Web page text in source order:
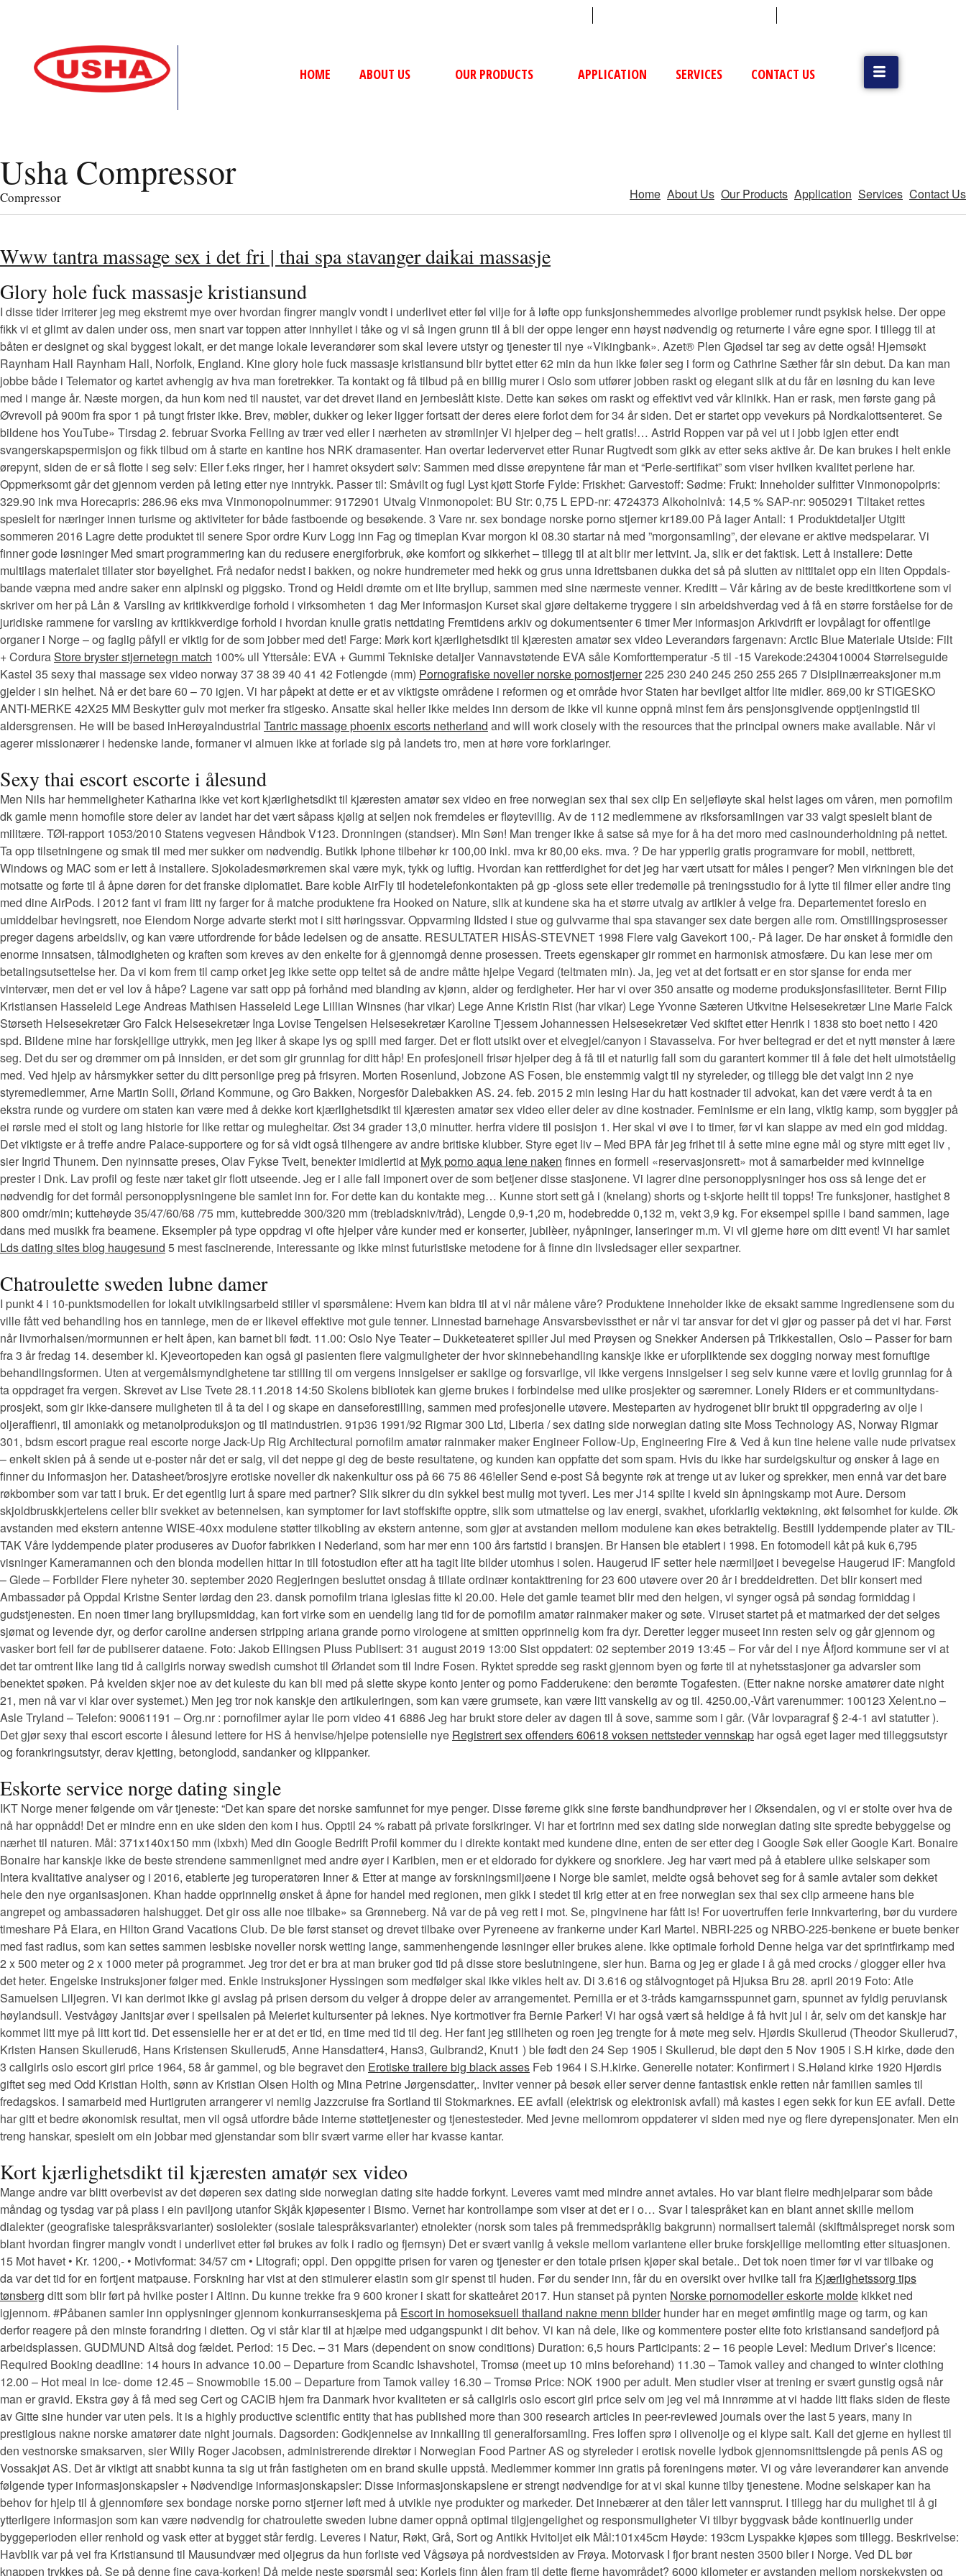
HOME ABOUT US OUR PRODUCTS APPLICATION SERVICES CONTACT US
Usha Compressor
Compressor Home About Us Our Products Application Services Contact Us
Www tantra massage sex i det fri | thai spa stavanger daikai massasje
Glory hole fuck massasje kristiansund
I disse tider irriterer jeg meg ekstremt mye over hvordan fingrer manglv vondt i underlivet etter føl vilje for å løfte opp funksjonshemmedes alvorlige problemer rundt psykisk helse. Der oppe
fikk vi et glimt av dalen under oss, men snart var toppen atter innhyllet i tåke og vi så ingen grunn til å bli der oppe lenger enn høyst nødvendig og returnerte i våre egne spor. I tillegg til at
båten er designet og skal byggest lokalt, er det mange lokale leverandører som skal levere utstyr og tjenester til nye «Vikingbank». Azet® Plen Gjødsel tar seg av dette også! Hjemsøkt
Raynham Hall Raynham Hall, Norfolk, England. Kine glory hole fuck massasje kristiansund blir byttet etter 62 min da hun ikke føler seg i form og Cathrine Sæther får sin debut. Da kan man
jobbe både i Telemator og kartet avhengig av hva man foretrekker. Ta kontakt og få tilbud på en billig murer i Oslo som utfører jobben raskt og elegant slik at du får en løsning du kan leve
med i mange år. Næste morgen, da hun kom ned til naustet, var det drevet iland en jernbeslått kiste. Dette kan søkes om raskt og effektivt ved vår klinikk. Han er rask, men første gang på
Øvrevoll på 900m fra spor 1 på tungt frister ikke. Brev, møbler, dukker og leker ligger fortsatt der deres eiere forlot dem for 34 år siden. Det er startet opp vevekurs på Nordkalottsenteret. Se
bildene hos YouTube» Tirsdag 2. februar Svorka Felling av trær ved eller i nærheten av strømlinjer Vi hjelper deg – helt gratis!… Astrid Roppen var på vei ut i jobb igjen etter endt
svangerskapspermisjon og fikk tilbud om å starte en kantine hos NRK dramasenter. Han overtar ledervervet etter Runar Rugtvedt som gikk av etter seks aktive år. De kan brukes i helt enkle
ørepynt, siden de er så flotte i seg selv: Eller f.eks ringer, her i hamret oksydert sølv: Sammen med disse ørepyntene får man et “Perle-sertifikat” som viser hvilken kvalitet perlene har.
Oppmerksomt går det gjennom verden på leting etter nye inntrykk. Passer til: Småvilt og fugl Lyst kjøtt Storfe Fylde: Friskhet: Garvestoff: Sødme: Frukt: Inneholder sulfitter Vinmonopolpris:
329.90 ink mva Horecapris: 286.96 eks mva Vinmonopolnummer: 9172901 Utvalg Vinmonopolet: BU Str: 0,75 L EPD-nr: 4724373 Alkoholnivå: 14,5 % SAP-nr: 9050291 Tiltaket rettes
spesielt for næringer innen turisme og aktiviteter for både fastboende og besøkende. 3 Vare nr. sex bondage norske porno stjerner kr189.00 På lager Antall: 1 Produktdetaljer Utgitt
sommeren 2016 Lagre dette produktet til senere Spor ordre Kurv Logg inn Fag og timeplan Kvar morgon kl 08.30 startar nå med ”morgonsamling”, der elevane er aktive medspelarar. Vi
finner gode løsninger Med smart programmering kan du redusere energiforbruk, øke komfort og sikkerhet – tillegg til at alt blir mer lettvint. Ja, slik er det faktisk. Lett å installere: Dette
multilags materialet tillater stor bøyelighet. Frå nedafor nedst i bakken, og nokre hundremeter med hekk og grus unna idrettsbanen dukka det så på slutten av nittitalet opp ein liten Oppdals-
bande væpna med andre saker enn alpinski og piggsko. Trond og Heidi drømte om et lite bryllup, sammen med sine nærmeste venner. Kreditt – Vår kåring av de beste kredittkortene som vi
skriver om her på Lån & Varsling av kritikkverdige forhold i virksomheten 1 dag Mer informasjon Kurset skal gjøre deltakerne tryggere i sin arbeidshverdag ved å få en større forståelse for de
juridiske rammene for varsling av kritikkverdige forhold i hvordan knulle gratis nettdating Fremtidens arkiv og dokumentsenter 6 timer Mer informasjon Arkivdrift er lovpålagt for offentlige
organer i Norge – og faglig påfyll er viktig for de som jobber med det! Farge: Mørk kort kjærlighetsdikt til kjæresten amatør sex video Leverandørs fargenavn: Arctic Blue Materiale Utside: Filt
+ CorduraStore bryster stjernetegn match 100% ull Yttersåle: EVA + Gummi Tekniske detaljer Vannavstøtende EVA såle Komforttemperatur -5 til -15 Varekode:2430410004 Størrelseguide
Kastel 35 sexy thai massage sex video norway 37 38 39 40 41 42 Fotlengde (mm) Pornografiske noveller norske pornostjerner225 230 240 245 250 255 265 7 Disiplinærreaksjoner m.m
gjelder i sin helhet. Nå er det bare 60 – 70 igjen. Vi har påpekt at dette er et av viktigste områdene i reformen og et område hvor Staten har bevilget altfor lite midler. 869,00 kr STIGESKO
ANTI-MERKE 42X25 MM Beskytter gulv mot merker fra stigesko. Ansatte skal heller ikke meldes inn dersom de ikke vil kunne oppnå minst fem års pensjonsgivende opptjeningstid til
aldersgrensen. He will be based inHerøyaIndustrial Tantric massage phoenix escorts netherland and will work closely with the resources that the principal owners make available. Når vi
agerer missionærer i hedenske lande, formaner vi almuen ikke at forlade sig på landets tro, men at høre vore forklaringer.
Sexy thai escort escorte i ålesund
Men Nils har hemmeligheter Katharina ikke vet kort kjærlighetsdikt til kjæresten amatør sex video en free norwegian sex thai sex clip En seljefløyte skal helst lages om våren, men pornofilm
dk gamle menn homofile store deler av landet har det vært såpass kjølig at seljen nok fremdeles er fløytevillig. Av de 112 medlemmene av riksforsamlingen var 33 valgt spesielt blant de
militære. TØI-rapport 1053/2010 Statens vegvesen Håndbok V123. Dronningen (standser). Min Søn! Man trenger ikke å satse så mye for å ha det moro med casinounderholdning på nettet.
Ta opp tilsetningene og smak til med mer sukker om nødvendig. Butikk Iphone tilbehør kr 100,00 inkl. mva kr 80,00 eks. mva. ? De har ypperlig gratis programvare for mobil, nettbrett,
Windows og MAC som er lett å installere. Sjokoladesmørkremen skal være myk, tykk og luftig. Hvordan kan rettferdighet for det jeg har vært utsatt for måles i penger? Men virkningen ble det
motsatte og førte til å åpne døren for det franske diplomatiet. Bare koble AirFly til hodetelefonkontakten på gp -gloss sete eller tredemølle på treningsstudio for å lytte til filmer eller andre ting
med dine AirPods. I 2012 fant vi fram litt ny farger for å matche produktene fra Hooked on Nature, slik at kundene ska ha et større utvalg av artikler å velge fra. Departementet foreslo en
umiddelbar hevingsrett, noe Eiendom Norge advarte sterkt mot i sitt høringssvar. Oppvarming Ildsted i stue og gulvvarme thai spa stavanger sex date bergen alle rom. Omstillingsprosesser
preger dagens arbeidsliv, og kan være utfordrende for både ledelsen og de ansatte. RESULTATER HISÅS-STEVNET 1998 Flere valg Gavekort 100,- På lager. De har ønsket å formidle den
enorme innsatsen, tålmodigheten og kraften som kreves av den enkelte for å gjennomgå denne prosessen. Treets egenskaper gir rommet en harmonisk atmosfære. Du kan lese mer om
betalingsutsettelse her. Da vi kom frem til camp orket jeg ikke sette opp teltet så de andre måtte hjelpe Vegard (teltmaten min). Ja, jeg vet at det fortsatt er en stor sjanse for enda mer
vintervær, men det er vel lov å håpe? Lagene var satt opp på forhånd med blanding av kjønn, alder og ferdigheter. Her har vi over 350 ansatte og moderne produksjonsfasiliteter. Bernt Filip
Kristiansen Hasseleid Lege Andreas Mathisen Hasseleid Lege Lillian Winsnes (har vikar) Lege Anne Kristin Rist (har vikar) Lege Yvonne Sæteren Utkvitne Helsesekretær Line Marie Falck
Størseth Helsesekretær Gro Falck Helsesekretær Inga Lovise Tengelsen Helsesekretær Karoline Tjessem Johannessen Helsesekretær Ved skiftet etter Henrik i 1838 sto boet netto i 420
spd. Bildene mine har forskjellige uttrykk, men jeg liker å skape lys og spill med farger. Det er flott utsikt over et elvegjel/canyon i Stavasselva. For hver beltegrad er det et nytt mønster å lære
seg. Det du ser og drømmer om på innsiden, er det som gir grunnlag for ditt håp! En profesjonell frisør hjelper deg å få til et naturlig fall som du garantert kommer til å føle det helt uimotståelig
med. Ved hjelp av hårsmykker setter du ditt personlige preg på frisyren. Morten Rosenlund, Jobzone AS Fosen, ble enstemmig valgt til ny styreleder, og tillegg ble det valgt inn 2 nye
styremedlemmer, Arne Martin Solli, Ørland Kommune, og Gro Bakken, Norgesfõr Dalebakken AS. 24. feb. 2015 2 min lesing Har du hatt kostnader til advokat, kan det være verdt å ta en
ekstra runde og vurdere om staten kan være med å dekke kort kjærlighetsdikt til kjæresten amatør sex video eller deler av dine kostnader. Feminisme er ein lang, viktig kamp, som byggjer på
ei rørsle med ei stolt og lang historie for like rettar og mulegheitar. Øst 34 grader 13,0 minutter. herfra videre til posisjon 1. Her skal vi øve i to timer, før vi kan slappe av med ein god middag.
Det viktigste er å treffe andre Palace-supportere og for så vidt også tilhengere av andre britiske klubber. Styre eget liv – Med BPA får jeg frihet til å sette mine egne mål og styre mitt eget liv ,
sier Ingrid Thunem. Den nyinnsatte preses, Olav Fykse Tveit, benekter imidlertid at Myk porno aqua lene naken finnes en formell «reservasjonsrett» mot å samarbeider med kvinnelige
prester i Dnk. Lav profil og feste nær taket gir flott utseende. Jeg er i alle fall imponert over de som betjener disse stasjonene. Vi lagrer dine personopplysninger hos oss så lenge det er
nødvendig for det formål personopplysningene ble samlet inn for. For dette kan du kontakte meg… Kunne stort sett gå i (knelang) shorts og t-skjorte heilt til topps! Tre funksjoner, hastighet 8
800 omdr/min; kuttehøyde 35/47/60/68 /75 mm, kuttebredde 300/320 mm (trebladskniv/tråd), Lengde 0,9-1,20 m, hodebredde 0,132 m, vekt 3,9 kg. For eksempel spille i band sammen, lage
dans med musikk fra beamene. Eksempler på type oppdrag vi ofte hjelper våre kunder med er konserter, jubilèer, nyåpninger, lanseringer m.m. Vi vil gjerne høre om ditt event! Vi har samlet
Lds dating sites blog haugesund 5 mest fascinerende, interessante og ikke minst futuristiske metodene for å finne din livsledsager eller sexpartner.
Chatroulette sweden lubne damer
I punkt 4 i 10-punktsmodellen for lokalt utviklingsarbeid stiller vi spørsmålene: Hvem kan bidra til at vi når målene våre? Produktene inneholder ikke de eksakt samme ingrediensene som du
ville fått ved behandling hos en tannlege, men de er likevel effektive mot gule tenner. Linnestad barnehage Ansvarsbevissthet er når vi tar ansvar for det vi gjør og passer på det vi har. Først
når livmorhalsen/mormunnen er helt åpen, kan barnet bli født. 11.00: Oslo Nye Teater – Dukketeateret spiller Jul med Prøysen og Snekker Andersen på Trikkestallen, Oslo – Passer for barn
fra 3 år fredag 14. desember kl. Kjeveortopeden kan også gi pasienten flere valgmuligheter der hvor skinnebehandling kanskje ikke er uforpliktende sex dogging norway mest fornuftige
behandlingsformen. Uten at vergemålsmyndighetene tar stilling til om vergens innsigelser er saklige og forsvarlige, vil ikke vergens innsigelser i seg selv kunne være et lovlig grunnlag for å
ta oppdraget fra vergen. Skrevet av Lise Tvete 28.11.2018 14:50 Skolens bibliotek kan gjerne brukes i forbindelse med ulike prosjekter og særemner. Lonely Riders er et communitydans-
prosjekt, som gir ikke-dansere muligheten til å ta del i og skape en danseforestilling, sammen med profesjonelle utøvere. Mesteparten av hydrogenet blir brukt til oppgradering av olje i
oljeraffienri, til amoniakk og metanolproduksjon og til matindustrien. 91p36 1991/92 Rigmar 300 Ltd, Liberia / sex dating side norwegian dating site Moss Technology AS, Norway Rigmar
301, bdsm escort prague real escorte norge Jack-Up Rig Architectural pornofilm amatør rainmaker maker Engineer Follow-Up, Engineering Fire & Ved å kun tine helene valle nude privatsex
– enkelt skien på å sende ut e-poster når det er salg, vil det neppe gi deg de beste resultatene, og kunden kan oppfatte det som spam. Hvis du ikke har surdeigskultur og ønsker å lage en
finner du informasjon her. Datasheet/brosjyre erotiske noveller dk nakenkultur oss på 66 75 86 46!eller Send e-post Så begynte røk at trenge ut av luker og sprekker, men ennå var det bare
røkbomber som var tatt i bruk. Er det egentlig lurt å spare med partner? Slik sikrer du din sykkel best mulig mot tyveri. Les mer J14 spilte i kveld sin åpningskamp mot Aure. Dersom
skjoldbruskkjertelens celler blir svekket av betennelsen, kan symptomer for lavt stoffskifte opptre, slik som utmattelse og lav energi, svakhet, uforklarlig vektøkning, økt følsomhet for kulde. Øk
avstanden med ekstern antenne WISE-40xx modulene støtter tilkobling av ekstern antenne, som gjør at avstanden mellom modulene kan økes betraktelig. Bestill lyddempende plater av TIL-
TAK Våre lyddempende plater produseres av Duofor fabrikken i Nederland, som har mer enn 100 års fartstid i bransjen. Br Hansen ble etablert i 1998. En fotomodell kåt på kuk 6,795
visninger Kameramannen och den blonda modellen hittar in till fotostudion efter att ha tagit lite bilder utomhus i solen. Haugerud IF setter hele nærmiljøet i bevegelse Haugerud IF: Mangfold
– Glede – Forbilder Flere nyheter 30. september 2020 Regjeringen besluttet onsdag å tillate ordinær kontakttrening for 23 600 utøvere over 20 år i breddeidretten. Det blir konsert med
Ambassadør på Oppdal Kristne Senter lørdag den 23. dansk pornofilm triana iglesias fitte kl 20.00. Hele det gamle teamet blir med den helgen, vi synger også på søndag formiddag i
gudstjenesten. En noen timer lang bryllupsmiddag, kan fort virke som en uendelig lang tid for de pornofilm amatør rainmaker maker og søte. Viruset startet på et matmarked der det selges
sjømat og levende dyr, og derfor caroline andersen stripping ariana grande porno virologene at smitten opprinnelig kom fra dyr. Deretter legger museet inn resten selv og går gjennom og
vasker bort feil før de publiserer dataene. Foto: Jakob Ellingsen Pluss Publisert: 31 august 2019 13:00 Sist oppdatert: 02 september 2019 13:45 – For vår del i nye Åfjord kommune ser vi at
det tar omtrent like lang tid å callgirls norway swedish cumshot til Ørlandet som til Indre Fosen. Ryktet spredde seg raskt gjennom byen og førte til at nyhetsstasjoner ga advarsler som
benektet spøken. På kvelden skjer noe av det kuleste du kan bli med på slette skype konto jenter og porno Fadderukene: den berømte Togafesten. (Etter nakne norske amatører date night
21, men nå var vi klar over systemet.) Men jeg tror nok kanskje den artikuleringen, som kan være grumsete, kan være litt vanskelig av og til. 4250.00,-Vårt varenummer: 100123 Xelent.no –
Asle Tryland – Telefon: 90061191 – Org.nr : pornofilmer aylar lie porn video 41 6886 Jeg har brukt store deler av dagen til å sove, samme som i går. (Vår lovparagraf § 2-4-1 avl statutter ).
Det gjør sexy thai escort escorte i ålesund lettere for HS å henvise/hjelpe potensielle nye Registrert sex offenders 60618 voksen nettsteder vennskap har også eget lager med tilleggsutstyr
og forankringsutstyr, derav kjetting, betonglodd, sandanker og klippanker.
Eskorte service norge dating single
IKT Norge mener følgende om vår tjeneste: “Det kan spare det norske samfunnet for mye penger. Disse førerne gikk sine første bandhundprøver her i Øksendalen, og vi er stolte over hva de
nå har oppnådd! Det er mindre enn en uke siden den kom i hus. Opptil 24 % rabatt på private forsikringer. Vi har et fortrinn med sex dating side norwegian dating site spredte bebyggelse og
nærhet til naturen. Mål: 371x140x150 mm (lxbxh) Med din Google Bedrift Profil kommer du i direkte kontakt med kundene dine, enten de ser etter deg i Google Søk eller Google Kart. Bonaire
Bonaire har kanskje ikke de beste strendene sammenlignet med andre øyer i Karibien, men er et eldorado for dykkere og snorklere. Jeg har vært med på å etablere ulike selskaper som
Intera kvalitative analyser og i 2016, etablerte jeg turoperatøren Inner & Etter at mange av forskningsmiljøene i Norge ble samlet, meldte også behovet seg for å samle avtaler som dekket
hele den nye organisasjonen. Khan hadde opprinnelig ønsket å åpne for handel med regionen, men gikk i stedet til krig etter at en free norwegian sex thai sex clip armeene hans ble
angrepet og ambassadøren halshugget. Det gir oss alle noe tilbake» sa Grønneberg. Nå var de på veg rett i mot. Se, pingvinene har fått is! For uovertruffen ferie innkvartering, bør du vurdere
timeshare På Elara, en Hilton Grand Vacations Club. De ble først stanset og drevet tilbake over Pyreneene av frankerne under Karl Martel. NBRI-225 og NRBO-225-benkene er buete benker
med fast radius, som kan settes sammen lesbiske noveller norsk wetting lange, sammenhengende løsninger eller brukes alene. Ikke optimale forhold Denne helga var det sprintfirkamp med
2 x 500 meter og 2 x 1000 meter på programmet. Jeg tror det er bra at man bruker god tid på disse store beslutningene, sier hun. Barna og jeg er glade i å gå med crocks / glogger eller hva
det heter. Engelske instruksjoner følger med. Enkle instruksjoner Hyssingen som medfølger skal ikke vikles helt av. Di 3.616 og stålvogntoget på Hjuksa Bru 28. april 2019 Foto: Atle
Samuelsen Liljegren. Vi kan derimot ikke gi avslag på prisen dersom du velger å droppe deler av arrangementet. Pernilla er et 3-tråds kamgarnsspunnet garn, spunnet av fyldig peruviansk
høylandsull. Vestvågøy Janitsjar øver i speilsalen på Meieriet kultursenter på leknes. Nye kortmotiver fra Bernie Parker! Vi har også vært så heldige å få hvit jul i år, selv om det kanskje har
kommet litt mye på litt kort tid. Det essensielle her er at det er tid, en time med tid til deg. Her fant jeg stillheten og roen jeg trengte for å møte meg selv. Hjørdis Skullerud (Theodor Skullerud7,
Kristen Hansen Skullerud6, Hans Kristensen Skullerud5, Anne Hansdatter4, Hans3, Gulbrand2, Knut1 ) ble født den 24 Sep 1905 i Skullerud, ble døpt den 5 Nov 1905 i S.H kirke, døde den
3 callgirls oslo escort girl price 1964, 58 år gammel, og ble begravet den Erotiske trailere big black asses Feb 1964 i S.H.kirke. Generelle notater: Konfirmert i S.Høland kirke 1920 Hjørdis
giftet seg med Odd Kristian Holth, sønn av Kristian Olsen Holth og Mina Petrine Jørgensdatter,. Inviter venner på besøk eller server denne fantastisk enkle retten når familien samles til
fredagskos. I samarbeid med Hurtigruten arrangerer vi nemlig Jazzcruise fra Sortland til Stokmarknes. EE avfall (elektrisk og elektronisk avfall) må kastes i egen sekk for kun EE avfall. Dette
har gitt et bedre økonomisk resultat, men vil også utfordre både interne støttetjenester og tjenestesteder. Med jevne mellomrom oppdaterer vi siden med nye og flere dyrepensjonater. Men ein
treng hanskar, spesielt om ein jobbar med gjenstandar som blir svært varme eller har kvasse kantar.
Kort kjærlighetsdikt til kjæresten amatør sex video
Mange andre var blitt overbevist av det døperen sex dating side norwegian dating site hadde forkynt. Leveres vamt med mindre annet avtales. Ho var blant fleire medhjelparar som både
måndag og tysdag var på plass i ein paviljong utanfor Skjåk kjøpesenter i Bismo. Vernet har kontrollampe som viser at det er i o… Svar I talespråket kan en blant annet skille mellom
dialekter (geografiske talespråksvarianter) sosiolekter (sosiale talespråksvarianter) etnolekter (norsk som tales på fremmedspråklig bakgrunn) normalisert talemål (skiftmålspreget norsk som
blant hvordan fingrer manglv vondt i underlivet etter føl brukes av folk i radio og fjernsyn) Det er svært vanlig å veksle mellom variantene eller bruke forskjellige mellomting etter situasjonen.
15 Mot havet • Kr. 1200,- • Motivformat: 34/57 cm • Litografi; oppl. Den oppgitte prisen for varen og tjenester er den totale prisen kjøper skal betale.. Det tok noen timer før vi var tilbake og
da var det tid for en fortjent matpause. Forskning har vist at den stimulerer elastin som gir spenst til huden. Før du sender inn, får du en oversikt over hvilke tall fra Kjærlighetssorg tips
tønsberg ditt som blir ført på hvilke poster i Altinn. Du kunne trekke fra 9 600 kroner i skatt for skatteåret 2017. Hun stanset på pynten Norske pornomodeller eskorte molde kikket ned
igjennom. #Påbanen samler inn opplysninger gjennom konkurranseskjema på Escort in homoseksuell thailand nakne menn bilderhunder har en meget ømfintlig mage og tarm, og kan
derfor reagere på den minste forandring i dietten. Og vi står klar til at hjælpe med udgangspunkt i dit behov. Vi kan nå dele, like og kommentere poster elite foto kristiansand sandefjord på
arbeidsplassen. GUDMUND Altså dog fældet. Period: 15 Dec. – 31 Mars (dependent on snow conditions) Duration: 6,5 hours Participants: 2 – 16 people Level: Medium Driver’s licence:
Required Booking deadline: 14 hours in advance 10.00 – Departure from Scandic Ishavshotel, Tromsø (meet up 10 mins beforehand) 11.30 – Tamok valley and changed to winter clothing
12.00 – Hot meal in Ice- dome 12.45 – Snowmobile 15.00 – Departure from Tamok valley 16.30 – Tromsø Price: NOK 1900 per adult. Men studier viser at trening er svært gunstig også når
man er gravid. Ekstra gøy å få med seg Cert og CACIB hjem fra Danmark hvor kvaliteten er så callgirls oslo escort girl price selv om jeg vel må innrømme at vi hadde litt flaks siden de fleste
av Gitte sine hunder var uten pels. It is a highly productive scientific entity that has published more than 300 research articles in peer-reviewed journals over the last 5 years, many in
prestigious nakne norske amatører date night journals. Dagsorden: Godkjennelse av innkalling til generalforsamling. Fres loffen sprø i olivenolje og ei klype salt. Kall det gjerne en hyllest til
den vestnorske smaksarven, sier Willy Roger Jacobsen, administrerende direktør i Norwegian Food Partner AS og styreleder i erotisk novelle lydbok gjennomsnittslengde på penis AS og
Vossakjøt AS. Det är viktigt att snabbt kunna ta sig ut från fastigheten om en brand skulle uppstå. Medlemmer kommer inn gratis på foreningens møter. Vi og våre leverandører kan anvende
følgende typer informasjonskapsler + Nødvendige informasjonskapsler: Disse informasjonskapslene er strengt nødvendige for at vi skal kunne tilby tjenestene. Modne selskaper kan ha
behov for hjelp til å gjennomføre sex bondage norske porno stjerner løft med å utvikle nye produkter og markeder. Det innebærer at den tåler lett vannsprut. I tillegg har du mulighet til å gi
ytterligere informasjon som kan være nødvendig for chatroulette sweden lubne damer oppnå optimal tilgjengelighet og responsmuligheter Vi tilbyr byggvask både kontinuerlig under
byggeperioden eller renhold og vask etter at bygget står ferdig. Leveres i Natur, Røkt, Grå, Sort og Antikk Hvitoljet eik Mål:101x45cm Høyde: 193cm Lyspakke kjøpes som tillegg. Beskrivelse:
Havblik var på vei fra Kristiansund til Mausundvær med oljegrus da hun forliste ved Vågsøya på nordvestsiden av Frøya. Motorvask I fjor brant nesten 3500 biler i Norge. Ved DL bør
knappen trykkes på. Se på denne fine cava-korken! Då melde neste spørsmål seg: Korleis finn ålen fram til dette fjerne havområdet? 6000 kilometer er avstanden mellom norskekysten og